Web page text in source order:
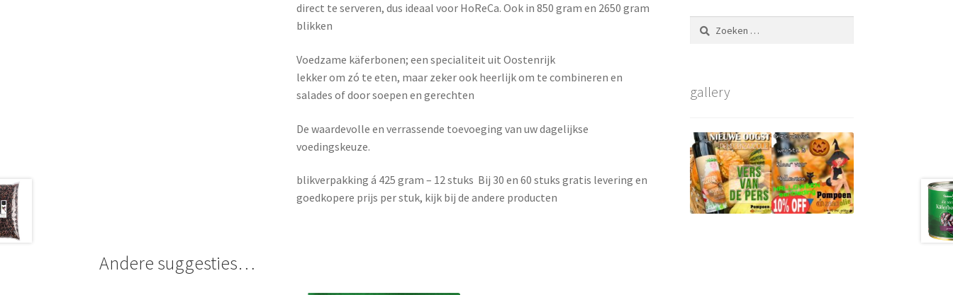
direct te serveren, dus ideaal voor HoReCa. Ook in 850 gram en 2650 gram
blikken
Voedzame käferbonen; een specialiteit uit Oostenrijk
lekker om zó te eten, maar zeker ook heerlijk om te combineren en
salades of door soepen en gerechten
De waardevolle en verrassende toevoeging van uw dagelijkse
voedingskeuze.
blikverpakking á 425 gram – 12 stuks Bij 30 en 60 stuks gratis levering en
goedkopere prijs per stuk, kijk bij de andere producten
Andere suggesties…
Zoeken
naar:
gallery